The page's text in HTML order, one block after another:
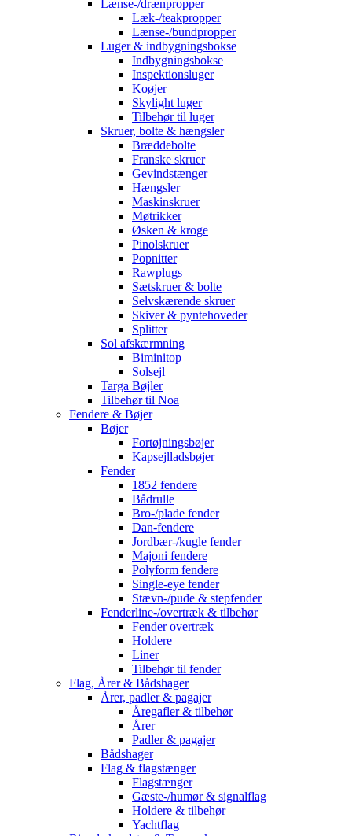
Lænse-/drænpropper
Læk-/teakpropper
Lænse-/bundpropper
Luger & indbygningsbokse
Indbygningsbokse
Inspektionsluger
Koøjer
Skylight luger
Tilbehør til luger
Skruer, bolte & hængsler
Bræddebolte
Franske skruer
Gevindstænger
Hængsler
Maskinskruer
Møtrikker
Øsken & kroge
Pinolskruer
Popnitter
Rawplugs
Sætskruer & bolte
Selvskærende skruer
Skiver & pyntehoveder
Splitter
Sol afskærmning
Biminitop
Solsejl
Targa Bøjler
Tilbehør til Noa
Fendere & Bøjer
Bøjer
Fortøjningsbøjer
Kapsejlladsbøjer
Fender
1852 fendere
Bådrulle
Bro-/plade fender
Dan-fendere
Jordbær-/kugle fender
Majoni fendere
Polyform fendere
Single-eye fender
Stævn-/pude & stepfender
Fenderline-/overtræk & tilbehør
Fender overtræk
Holdere
Liner
Tilbehør til fender
Flag, Årer & Bådshager
Årer, padler & pagajer
Åregafler & tilbehør
Årer
Padler & pagajer
Bådshager
Flag & flagstænger
Flagstænger
Gæste-/humør & signalflag
Holdere & tilbehør
Yachtflag